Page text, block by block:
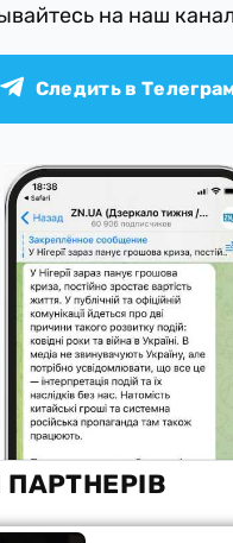
на наш
Следить в